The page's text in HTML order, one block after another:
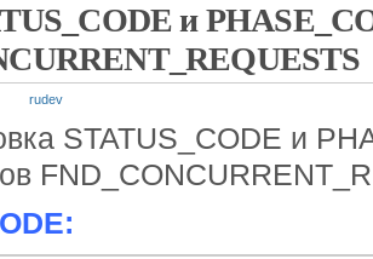
и
rudev
STATUS_CODE и